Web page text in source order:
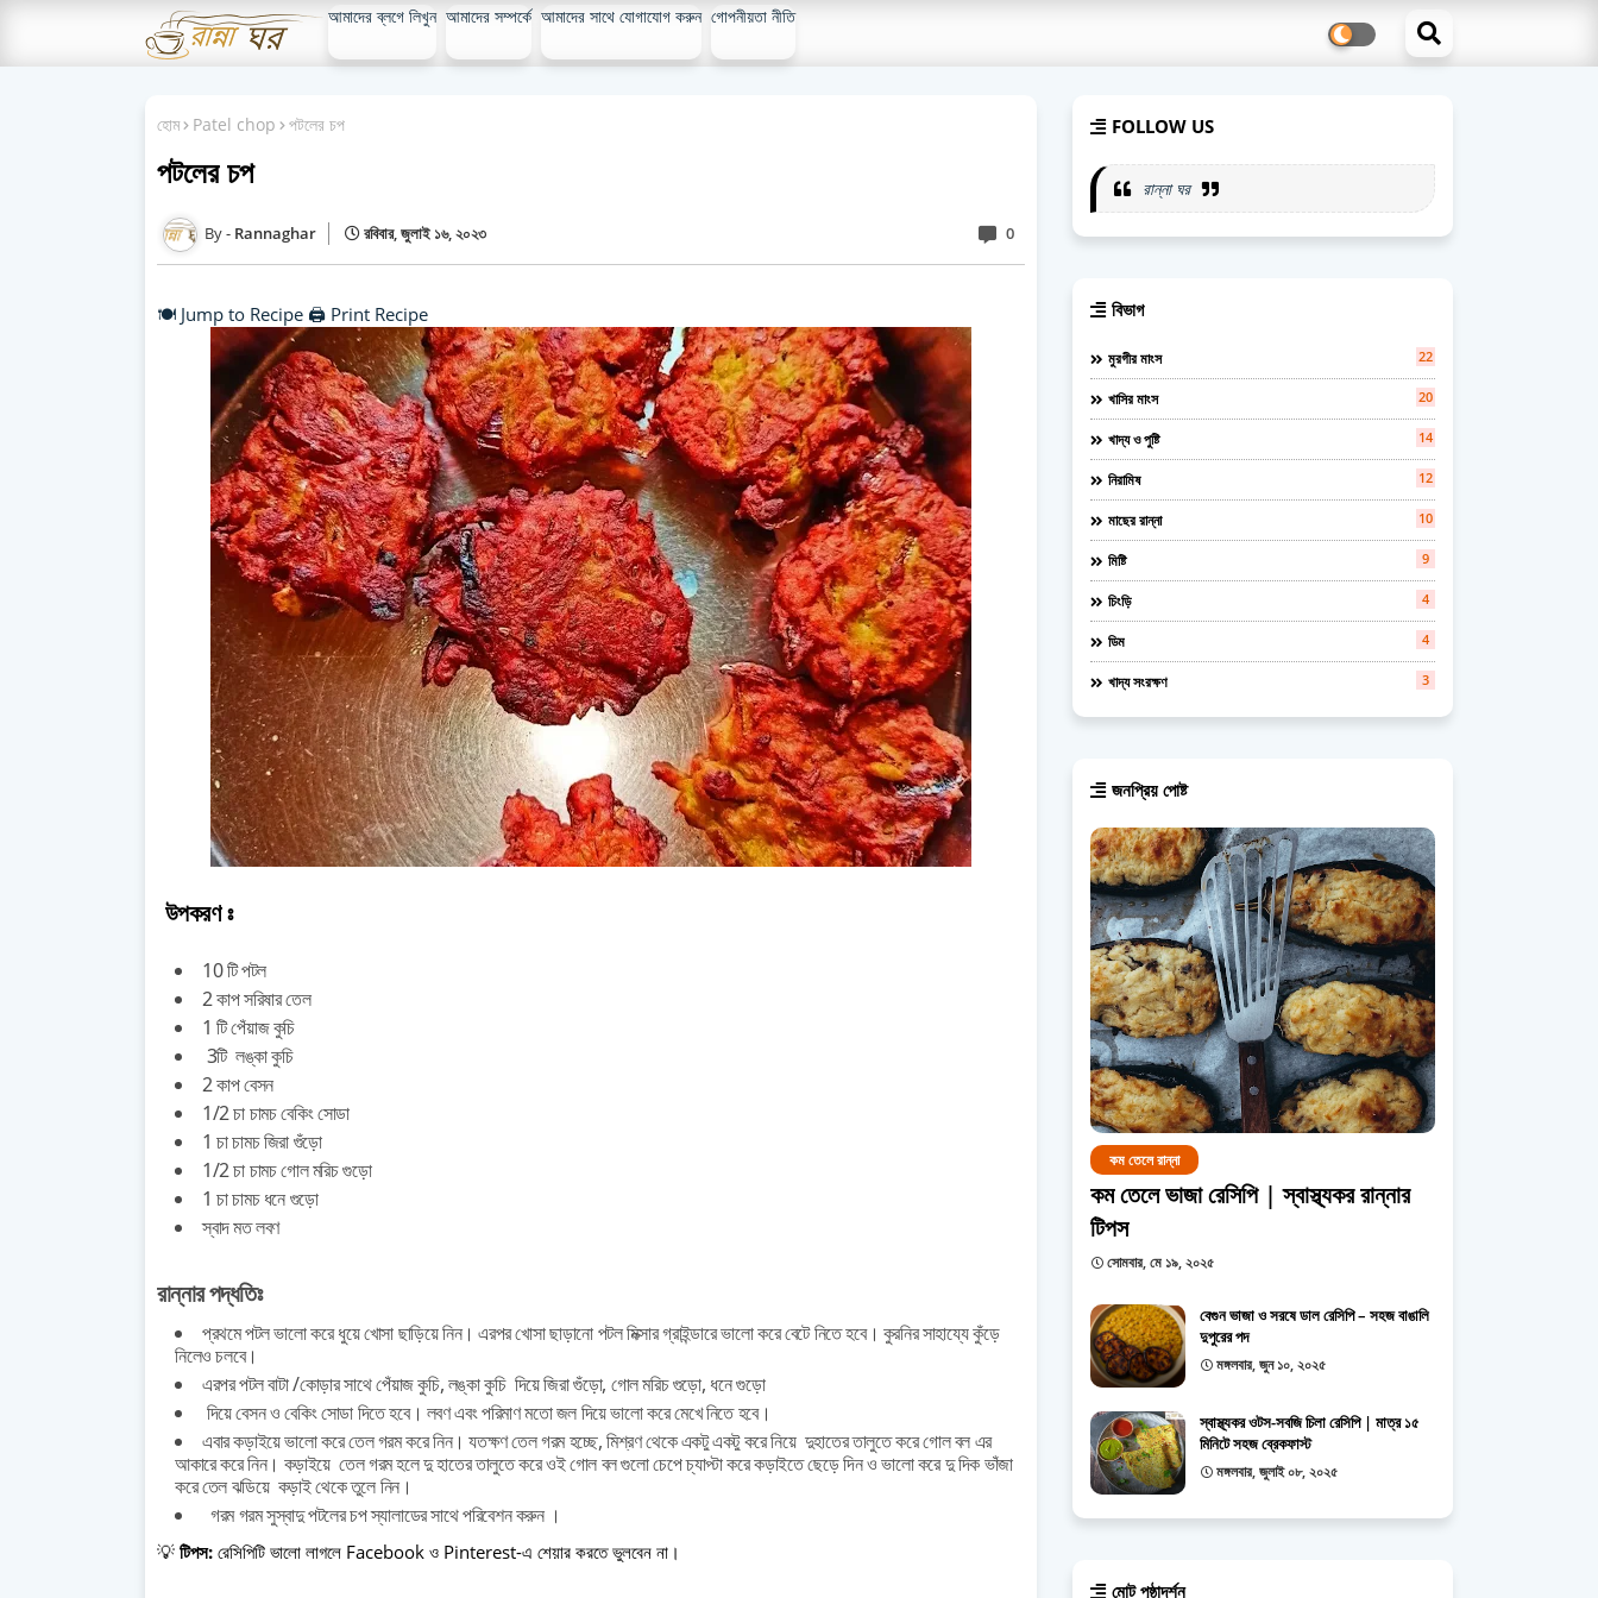
আমাদের ব্লগে লিখুন আমাদের সম্পর্কে আমাদের সাথে যোগাযোগ করুন গোপনীয়তা নীতি
হোম Patel chop পটলের চপ
পটলের চপ
Rannaghar রবিবার, জুলাই ১৬, ২০২৩ 0
🍽️ Jump to Recipe 🖨️ Print Recipe
উপকরণ ঃ
10 টিপটল
2 কাপ সরিষার তেল
1 টিপেঁয়াজ কুচি
3টি লঙ্কা কুচি
2 কাপবেসন
1/2 চা চামচবেকিং সোডা
1 চা চামচজিরা গুঁড়ো
1/2 চা চামচগোল মরিচ গুড়ো
1 চা চামচধনে গুড়ো
স্বাদ মতলবণ
রান্নার পদ্ধতিঃ
প্রথমে পটল ভালো করে ধুয়ে খোসা ছাড়িয়ে নিন। এরপর খোসা ছাড়ানো পটল মিক্সার গ্রাইন্ডারে ভালো করে বেটে নিতে হবে। কুরনির সাহায্যে কুঁড়ে
নিলেও চলবে।
এরপর পটল বাটা /কোড়ার সাথে পেঁয়াজ কুচি, লঙ্কা কুচি দিয়ে জিরা গুঁড়ো, গোল মরিচ গুড়ো, ধনে গুড়ো
দিয়ে বেসন ও বেকিং সোডা দিতে হবে। লবণ এবং পরিমাণ মতো জল দিয়ে ভালো করে মেখে নিতে হবে।
এবারকড়াইয়েভালো করে তেল গরম করে নিন। যতক্ষণ তেল গরম হচ্ছে, মিশ্রণ থেকে একটু একটু করে নিয়ে দুহাতের তালুতে করে গোল বল এর
আকারে করে নিন। কড়াইয়ে তেল গরম হলে দু হাতের তালুতে করে ওই গোল বল গুলো চেপে চ্যাপ্টা করেকড়াইতে ছেড়ে দিন ও ভালো করে দু দিক ভাঁজা
করে তেল ঝডিয়ে কড়াই থেকে তুলেনিন।
গরম গরম সুস্বাদু পটলের চপ স্যালাডের সাথে পরিবেশন করুন ।
💡 টিপস: রেসিপিটি ভালো লাগলে Facebook ও Pinterest-এ শেয়ার করতে ভুলবেন না।
FOLLOW US
রান্না ঘর
বিভাগ
মুরগীর মাংস 22
খাসির মাংস 20
খাদ্য ও পুষ্টি 14
নিরামিষ 12
মাছের রান্না 10
মিষ্টি 9
চিংড়ি 4
ডিম 4
খাদ্য সংরক্ষণ 3
জনপ্রিয় পোষ্ট
কম তেলে রান্না
কম তেলে ভাজা রেসিপি | স্বাস্থ্যকর রান্নার
টিপস
সোমবার, মে ১৯, ২০২৫
বেগুন ভাজা ও সরষে ডাল রেসিপি – সহজ বাঙালি
দুপুরের পদ
মঙ্গলবার, জুন ১০, ২০২৫
স্বাস্থ্যকর ওটস-সবজি চিলা রেসিপি | মাত্র ১৫
মিনিটে সহজ ব্রেকফাস্ট
মঙ্গলবার, জুলাই ০৮, ২০২৫
মোট পৃষ্ঠাদর্শন